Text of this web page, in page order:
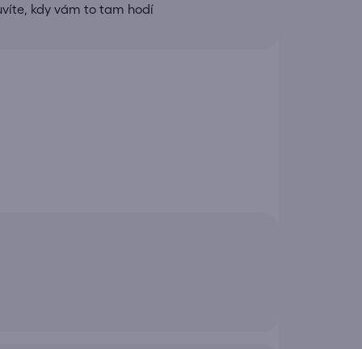
kdy vám to tam hodí